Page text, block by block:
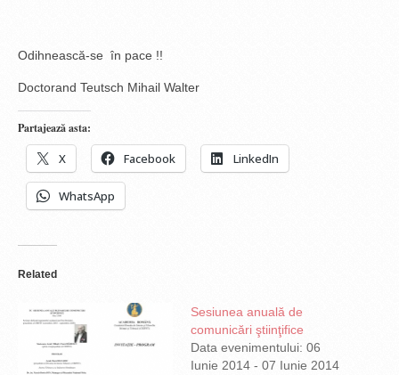
Odihnească-se în pace !!
Doctorand Teutsch Mihail Walter
Partajează asta:
X Facebook LinkedIn
WhatsApp
Related
Sesiunea anuală de
comunicări ştiinţifice
Data evenimentului: 06
Iunie 2014 - 07 Iunie 2014